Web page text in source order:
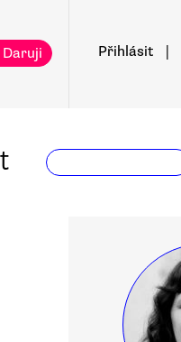
Přihlásit